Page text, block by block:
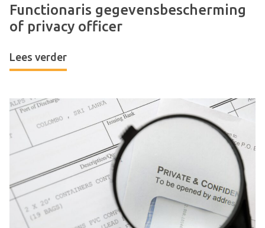
Functionaris gegevensbescherming
of privacy officer
Lees verder